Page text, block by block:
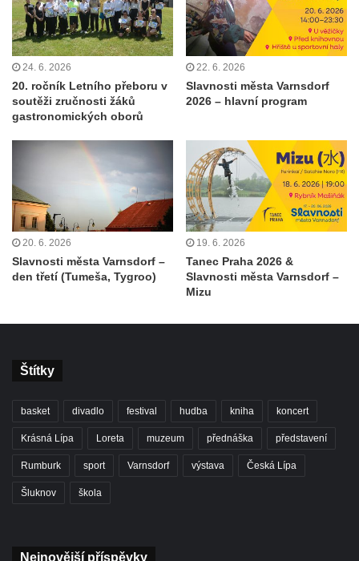
24. 6. 2026
20. ročník Letního přeboru v
soutěži zručnosti žáků
gastronomických oborů
22. 6. 2026
Slavnosti města Varnsdorf
2026 – hlavní program
20. 6. 2026
Slavnosti města Varnsdorf –
den třetí (Tumeša, Tygroo)
19. 6. 2026
Tanec Praha 2026 &
Slavnosti města Varnsdorf –
Mizu
Štítky
basket divadlo festival hudba kniha koncert
Krásná Lípa Loreta muzeum přednáška představení
Rumburk sport Varnsdorf výstava Česká Lípa
Šluknov škola
Nejnovější příspěvky